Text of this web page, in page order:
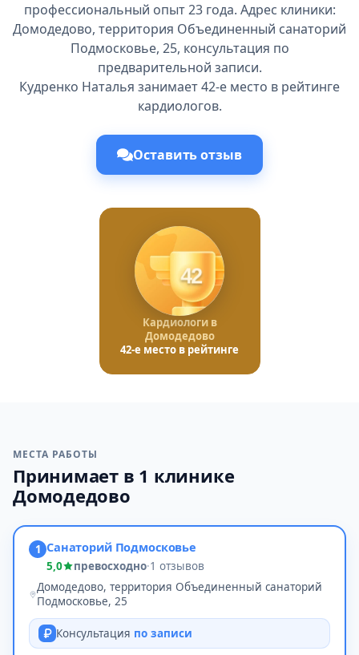
профессиональный опыт 23 года. Адрес клиники:
Домодедово, территория Объединенный санаторий
Подмосковье, 25, консультация по
предварительной записи.
Кудренко Наталья занимает 42-е место в рейтинге
кардиологов.
Оставить отзыв
42
Кардиологи в
Домодедово
42-е место в рейтинге
МЕСТА РАБОТЫ
Принимает в 1 клинике
Домодедово
1 Санаторий Подмосковье
5,0 превосходно·1 отзывов
Домодедово, территория Объединенный санаторий
Подмосковье, 25
Консультация по записи